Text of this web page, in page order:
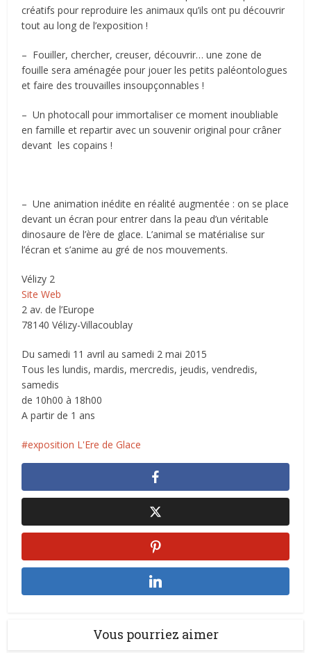
créatifs pour reproduire les animaux qu’ils ont pu découvrir
tout au long de l’exposition !
– Fouiller, chercher, creuser, découvrir… une zone de
fouille sera aménagée pour jouer les petits paléontologues
et faire des trouvailles insoupçonnables !
– Un photocall pour immortaliser ce moment inoubliable
en famille et repartir avec un souvenir original pour crâner
devant les copains !
– Une animation inédite en réalité augmentée : on se place
devant un écran pour entrer dans la peau d’un véritable
dinosaure de l’ère de glace. L’animal se matérialise sur
l’écran et s’anime au gré de nos mouvements.
Vélizy 2
Site Web
2 av. de l’Europe
78140 Vélizy-Villacoublay
Du samedi 11 avril au samedi 2 mai 2015
Tous les lundis, mardis, mercredis, jeudis, vendredis,
samedis
de 10h00 à 18h00
A partir de 1 ans
exposition L'Ere de Glace
Vous pourriez aimer